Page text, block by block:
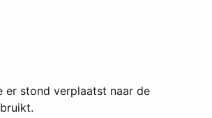
er stond verplaatst naar de